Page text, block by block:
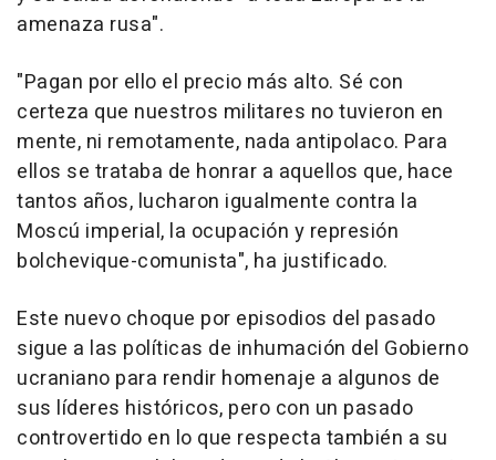
amenaza rusa".
"Pagan por ello el precio más alto. Sé con
certeza que nuestros militares no tuvieron en
mente, ni remotamente, nada antipolaco. Para
ellos se trataba de honrar a aquellos que, hace
tantos años, lucharon igualmente contra la
Moscú imperial, la ocupación y represión
bolchevique-comunista", ha justificado.
Este nuevo choque por episodios del pasado
sigue a las políticas de inhumación del Gobierno
ucraniano para rendir homenaje a algunos de
sus líderes históricos, pero con un pasado
controvertido en lo que respecta también a su